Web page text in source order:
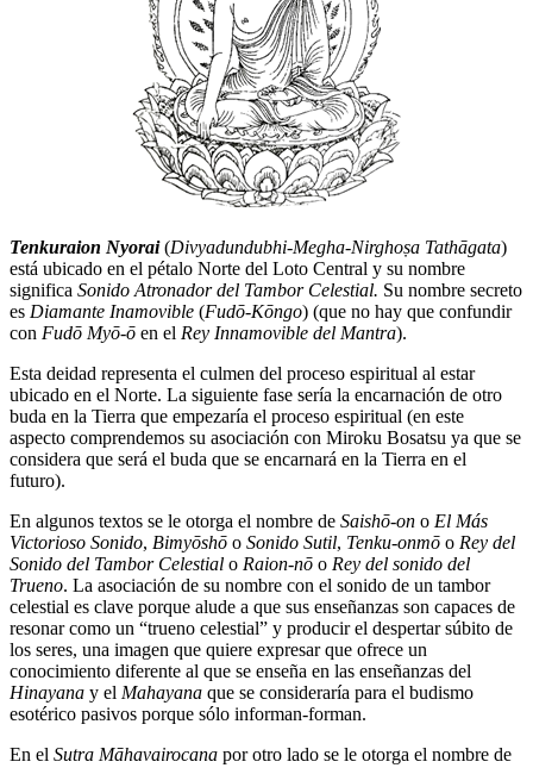
Tenkuraion Nyorai (Divyadundubhi-Megha-Nirghoṣa Tathāgata)
está ubicado en el pétalo Norte del Loto Central y su nombre
significa Sonido Atronador del Tambor Celestial. Su nombre secreto
es Diamante Inamovible (Fudō-Kōngo) (que no hay que confundir
con Fudō Myō-ō en el Rey Innamovible del Mantra).
Esta deidad representa el culmen del proceso espiritual al estar
ubicado en el Norte. La siguiente fase sería la encarnación de otro
buda en la Tierra que empezaría el proceso espiritual (en este
aspecto comprendemos su asociación con Miroku Bosatsu ya que se
considera que será el buda que se encarnará en la Tierra en el
futuro).
En algunos textos se le otorga el nombre de Saishō-on o El Más
Victorioso Sonido, Bimyōshō o Sonido Sutil, Tenku-onmō o Rey del
Sonido del Tambor Celestial o Raion-nō o Rey del sonido del
Trueno. La asociación de su nombre con el sonido de un tambor
celestial es clave porque alude a que sus enseñanzas son capaces de
resonar como un “trueno celestial” y producir el despertar súbito de
los seres, una imagen que quiere expresar que ofrece un
conocimiento diferente al que se enseña en las enseñanzas del
Hinayana y el Mahayana que se consideraría para el budismo
esotérico pasivos porque sólo informan-forman.
En el Sutra Māhavairocana por otro lado se le otorga el nombre de